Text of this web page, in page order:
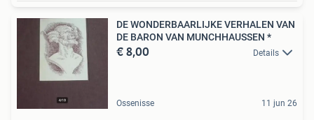
DE WONDERBAARLIJKE VERHALEN VAN
DE BARON VAN MUNCHHAUSSEN *
€ 8,00 Details
Ossenisse 11 jun 26